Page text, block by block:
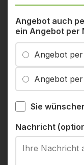
Angebot auch
ein Angebot per
Angebot
Angebot
Sie
Nachricht